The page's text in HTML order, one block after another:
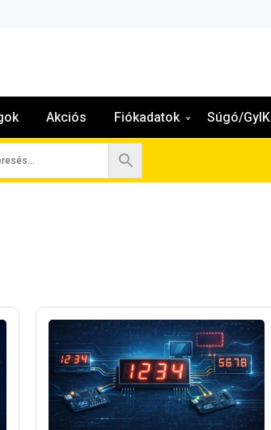
Akciós Fiókadatok Súgó/GyIK